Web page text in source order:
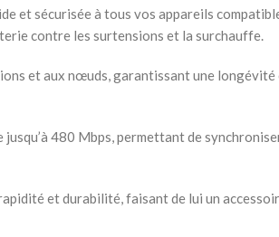
et sécurisée à tous vos appareils
contre les surtensions et la surchauffe.
et aux nœuds, garantissant une
480 Mbps, permettant de
et durabilité, faisant de lui un